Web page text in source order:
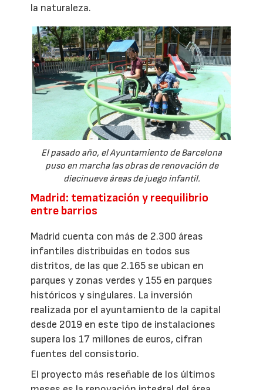
la naturaleza.
El pasado año, el Ayuntamiento de Barcelona
puso en marcha las obras de renovación de
diecinueve áreas de juego infantil.
Madrid: tematización y reequilibrio
entre barrios
Madrid cuenta con más de 2.300 áreas
infantiles distribuidas en todos sus
distritos, de las que 2.165 se ubican en
parques y zonas verdes y 155 en parques
históricos y singulares. La inversión
realizada por el ayuntamiento de la capital
desde 2019 en este tipo de instalaciones
supera los 17 millones de euros, cifran
fuentes del consistorio.
El proyecto más reseñable de los últimos